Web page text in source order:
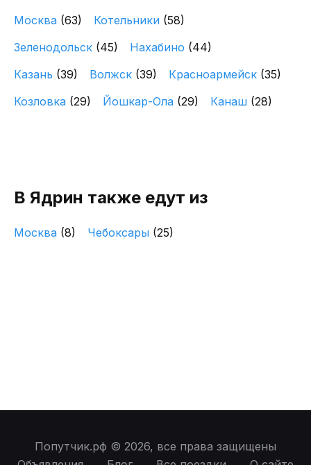
Москва (63) Котельники (58)
Зеленодольск (45) Нахабино (44)
Казань (39) Волжск (39) Красноармейск (35)
Козловка (29) Йошкар-Ола (29) Канаш (28)
В Ядрин также едут из
Москва (8) Чебоксары (25)
Попутчик.рф © 2026, все права защищены